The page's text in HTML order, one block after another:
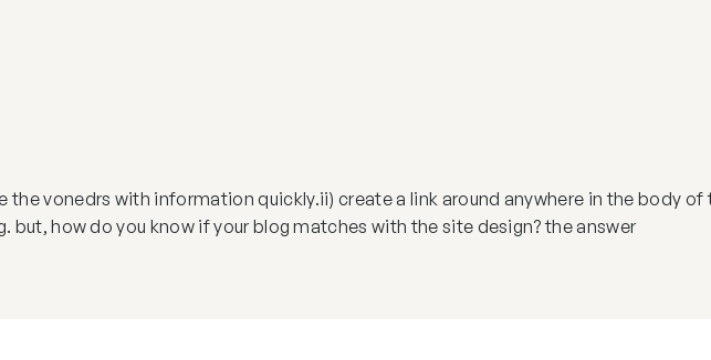
vonedrs with information quickly.ii) create a link around anywhere in the body
but, how do you know if your blog matches with the site design? the answer